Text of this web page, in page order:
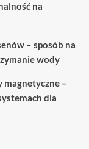
na
– sposób na
wody
magnetyczne –
dla